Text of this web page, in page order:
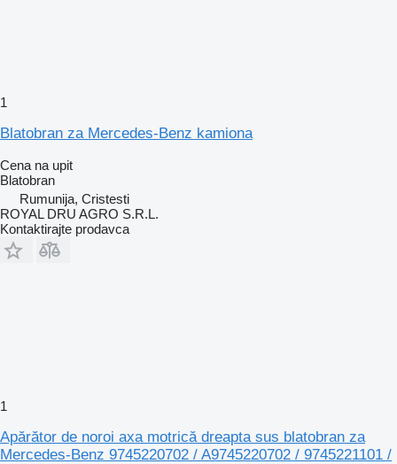
1
Blatobran za Mercedes-Benz kamiona
Cena na upit
Blatobran
Rumunija, Cristesti
ROYAL DRU AGRO S.R.L.
Kontaktirajte prodavca
1
Apărător de noroi axa motrică dreapta sus blatobran za
Mercedes-Benz 9745220702 / A9745220702 / 9745221101 /